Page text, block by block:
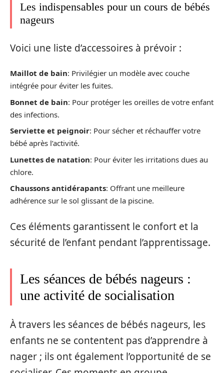
Les indispensables pour un cours de bébés
nageurs
Voici une liste d’accessoires à prévoir :
Maillot de bain: Privilégier un modèle avec couche
intégrée pour éviter les fuites.
Bonnet de bain: Pour protéger les oreilles de votre enfant
des infections.
Serviette et peignoir: Pour sécher et réchauffer votre
bébé après l’activité.
Lunettes de natation: Pour éviter les irritations dues au
chlore.
Chaussons antidérapants: Offrant une meilleure
adhérence sur le sol glissant de la piscine.
Ces éléments garantissent le confort et la
sécurité de l’enfant pendant l’apprentissage.
Les séances de bébés nageurs :
une activité de socialisation
À travers les séances de bébés nageurs, les
enfants ne se contentent pas d’apprendre à
nager ; ils ont également l’opportunité de se